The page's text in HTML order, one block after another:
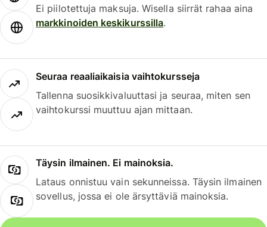
Ei piilotettuja maksuja. Wisella siirrät rahaa aina
markkinoiden keskikurssilla.
Seuraa reaaliaikaisia vaihtokursseja
Tallenna suosikkivaluuttasi ja seuraa, miten sen
vaihtokurssi muuttuu ajan mittaan.
Täysin ilmainen. Ei mainoksia.
Lataus onnistuu vain sekunneissa. Täysin ilmainen
sovellus, jossa ei ole ärsyttäviä mainoksia.